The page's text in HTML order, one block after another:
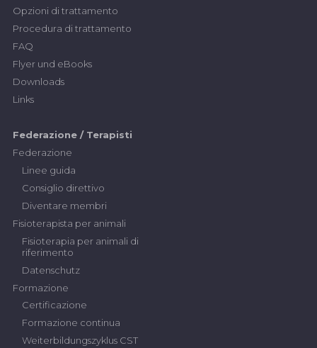
Opzioni di trattamento
Procedura di trattamento
FAQ
Flyer und eBooks
Downloads
Links
Federazione / Terapisti
Federazione
Linee guida
Consiglio direttivo
Diventare membri
Fisioterapista per animali
Fisioterapia per animali di
riferimento
Datenschutz
Formazione
Certificazione
Formazione continua
Weiterbildungszyklus CST